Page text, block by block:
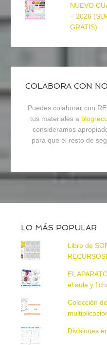
NUEVO
– 2026
GRATIS)
COLABORA CON
Puedes colaborar con
tus materiales a
consideramos
para que el resto de
LO MÁS POPULAR
Libro de
EL
el aula y
Colección
Divisiones